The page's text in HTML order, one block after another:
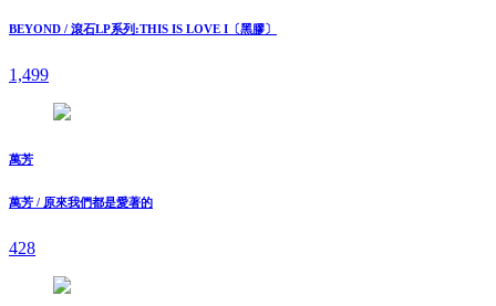
BEYOND / 滾石LP系列:THIS IS LOVE I〔黑膠〕
1,499
萬芳
萬芳 / 原來我們都是愛著的
428